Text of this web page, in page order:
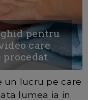
pentru
care
un lucru pe care
lumea ia in